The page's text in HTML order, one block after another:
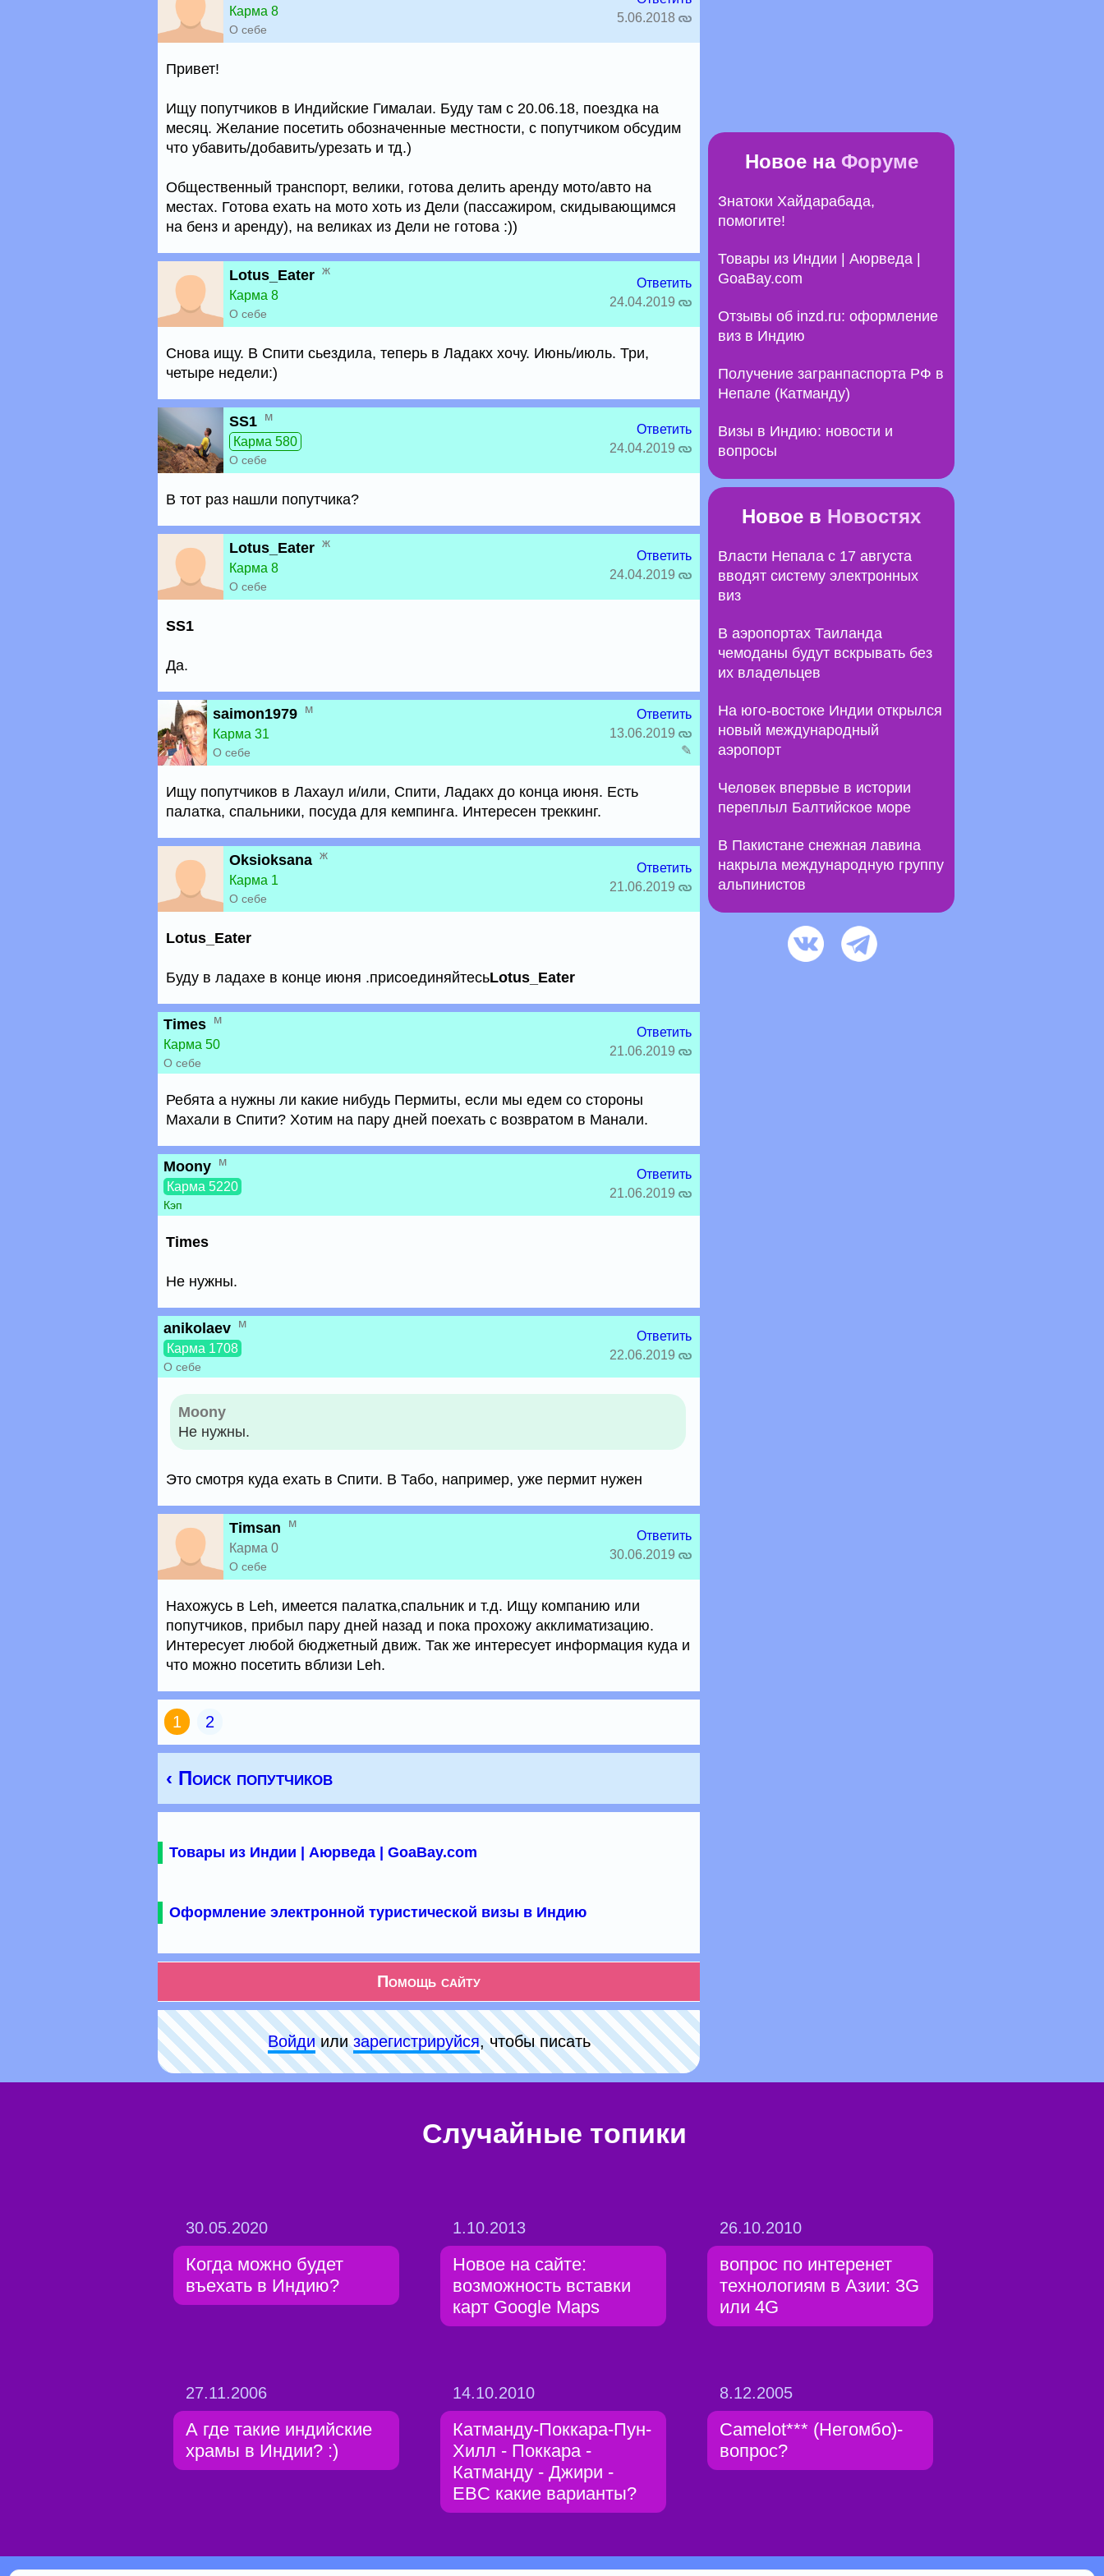
Карма 8
О себе
5.06.2018
Привет!
Ищу попутчиков в Индийские Гималаи. Буду там с 20.06.18, поездка на
месяц. Желание посетить обозначенные местности, с попутчиком обсудим
что убавить/добавить/урезать и тд.)
Общественный транспорт, велики, готова делить аренду мото/авто на
местах. Готова ехать на мото хоть из Дели (пассажиром, скидывающимся
на бенз и аренду), на великах из Дели не готова :))
Lotus_Eater ж
Карма 8
О себе
Ответить
24.04.2019
Снова ищу. В Спити сьездила, теперь в Ладакх хочу. Июнь/июль. Три,
четыре недели:)
SS1 м
Карма 580
О себе
Ответить
24.04.2019
В тот раз нашли попутчика?
Lotus_Eater ж
Карма 8
О себе
Ответить
24.04.2019
SS1
Да.
saimon1979 м
Карма 31
О себе
Ответить
13.06.2019
✎
Ищу попутчиков в Лахаул и/или, Спити, Ладакх до конца июня. Есть
палатка, спальники, посуда для кемпинга. Интересен треккинг.
Oksioksana ж
Карма 1
О себе
Ответить
21.06.2019
Lotus_Eater
Буду в ладахе в конце июня .присоединяйтесьLotus_Eater
Times м
Карма 50
О себе
Ответить
21.06.2019
Ребята а нужны ли какие нибудь Пермиты, если мы едем со стороны
Махали в Спити? Хотим на пару дней поехать с возвратом в Манали.
Moony м
Карма 5220
Кэп
Ответить
21.06.2019
Times
Не нужны.
anikolaev м
Карма 1708
О себе
Ответить
22.06.2019
Moony
Не нужны.
Это смотря куда ехать в Спити. В Табо, например, уже пермит нужен
Timsan
м
Карма 0
О себе
Ответить
30.06.2019
Нахожусь в Leh, имеется палатка,спальник и т.д. Ищу компанию или
попутчиков, прибыл пару дней назад и пока прохожу акклиматизацию.
Интересует любой бюджетный движ. Так же интересует информация куда и
что можно посетить вблизи Leh.
1 2
‹ Поиск попутчиков
Товары из Индии | Аюрведа | GoaBay.com
Оформление электронной туристической визы в Индию
Помощь сайту
Войдиилизарeгиcтpируйся, чтобы писать
Новое на Форуме
Знатоки Хайдарабада,
помогите!
Товары из Индии | Аюрведа |
GoaBay.com
Отзывы об inzd.ru: оформление
виз в Индию
Получение загранпаспорта РФ в
Непале (Катманду)
Визы в Индию: новости и
вопросы
Новое в Новостях
Власти Непала с 17 августа
вводят систему электронных
виз
В аэропортах Таиланда
чемоданы будут вскрывать без
их владельцев
На юго-востоке Индии открылся
новый международный
аэропорт
Человек впервые в истории
переплыл Балтийское море
В Пакистане снежная лавина
накрыла международную группу
альпинистов
Случайные топики
30.05.2020
Когда можно будет
въехать в Индию?
1.10.2013
Новое на сайте:
возможность вставки
карт Google Maps
26.10.2010
вопрос по интеренет
технологиям в Азии: 3G
или 4G
27.11.2006
А где такие индийские
храмы в Индии? :)
14.10.2010
Катманду-Поккара-Пун-
Хилл - Поккара -
Катманду - Джири -
EBC какие варианты?
8.12.2005
Camelot*** (Негомбо)-
вопрос?